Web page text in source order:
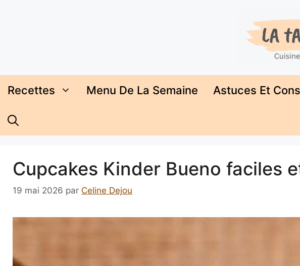
Recettes Menu De La Semaine Astuces Et
Cupcakes Kinder Bueno faciles
19 mai 2026 par Celine Dejou